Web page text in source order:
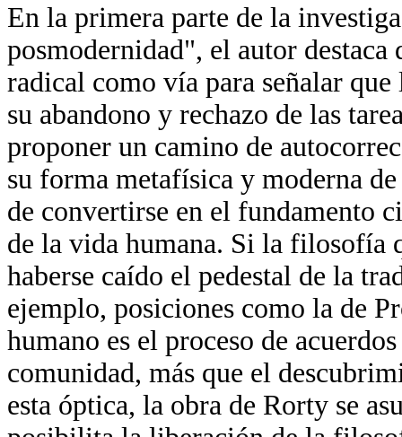
En la primera parte de la
posmodernidad", el autor
radical como vía para señalar
su abandono y rechazo de las
proponer un camino de
su forma metafísica y moderna
de convertirse en el fundamento
de la vida humana. Si la filosofía
haberse caído el pedestal de la
ejemplo, posiciones como la de
humano es el proceso de
comunidad, más que el
esta óptica, la obra de Rorty se